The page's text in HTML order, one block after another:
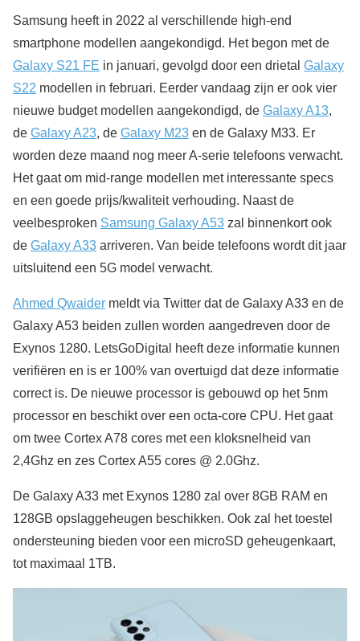
Samsung heeft in 2022 al verschillende high-end
smartphone modellen aangekondigd. Het begon met de
Galaxy S21 FE in januari, gevolgd door een drietal Galaxy
S22 modellen in februari. Eerder vandaag zijn er ook vier
nieuwe budget modellen aangekondigd, de Galaxy A13,
de Galaxy A23, de Galaxy M23 en de Galaxy M33. Er
worden deze maand nog meer A-serie telefoons verwacht.
Het gaat om mid-range modellen met interessante specs
en een goede prijs/kwaliteit verhouding. Naast de
veelbesproken Samsung Galaxy A53 zal binnenkort ook
de Galaxy A33 arriveren. Van beide telefoons wordt dit jaar
uitsluitend een 5G model verwacht.
Ahmed Qwaider meldt via Twitter dat de Galaxy A33 en de
Galaxy A53 beiden zullen worden aangedreven door de
Exynos 1280. LetsGoDigital heeft deze informatie kunnen
verifiëren en is er 100% van overtuigd dat deze informatie
correct is. De nieuwe processor is gebouwd op het 5nm
processor en beschikt over een octa-core CPU. Het gaat
om twee Cortex A78 cores met een kloksnelheid van
2,4Ghz en zes Cortex A55 cores @ 2.0Ghz.
De Galaxy A33 met Exynos 1280 zal over 8GB RAM en
128GB opslaggeheugen beschikken. Ook zal het toestel
ondersteuning bieden voor een microSD geheugenkaart,
tot maximaal 1TB.